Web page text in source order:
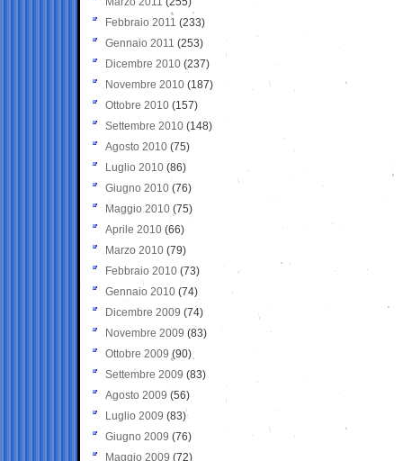
Febbraio 2011 (233)
Gennaio 2011 (253)
Dicembre 2010 (237)
Novembre 2010 (187)
Ottobre 2010 (157)
Settembre 2010 (148)
Agosto 2010 (75)
Luglio 2010 (86)
Giugno 2010 (76)
Maggio 2010 (75)
Aprile 2010 (66)
Marzo 2010 (79)
Febbraio 2010 (73)
Gennaio 2010 (74)
Dicembre 2009 (74)
Novembre 2009 (83)
Ottobre 2009 (90)
Settembre 2009 (83)
Agosto 2009 (56)
Luglio 2009 (83)
Giugno 2009 (76)
Maggio 2009 (72)